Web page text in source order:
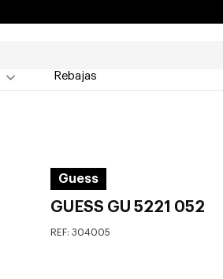
Rebajas
Guess
GUESS GU 5221 052
REF: 304005